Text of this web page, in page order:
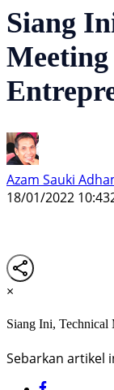
Siang
Azam Sauki
18/01/2022 10:43
×
Siang Ini, Technical
Sebarkan artikel